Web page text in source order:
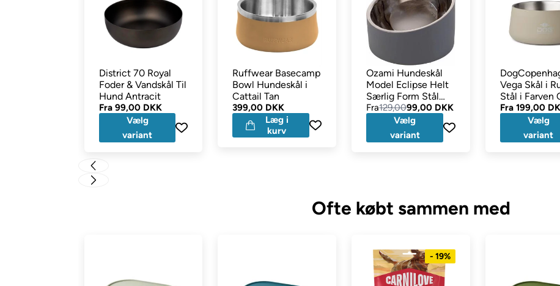
District 70 Royal
Foder & Vandskål Til
Hund Antracit
Fra 99,00 DKK
Vælg
variant
Ruffwear Basecamp
Bowl Hundeskål i
Cattail Tan
399,00 DKK
Læg i
kurv
Ozami Hundeskål
Model Eclipse Helt
Særlig Form Stål
Grå
Fra129,0099,00 DKK
Vælg
variant
Vega Skål i
Stål i Farven
Latte
Fra199,00
Vælg
variant
Ofte købt sammen med
- 19%